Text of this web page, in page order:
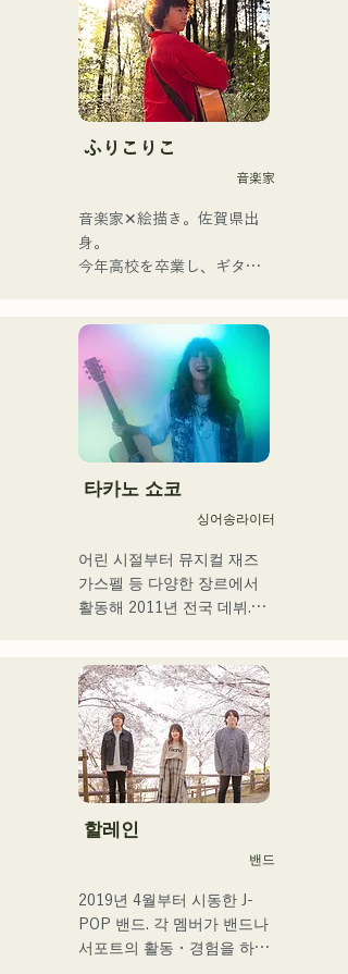
가요록의 에센스가 Vo&Gt.
가미야 유우마의 윤기가 있
는 가성으로 향수를 느끼는
곡에 숨쉬고 있다. Vo&Gt.가
미야 유우마를 중심으로 낳
는, 때로는 상냥하고, 때로 격
뿌리가 더해져 폭넓은 악곡
을 만들어, 「영화가요 록」
을 내걸고 활동하고 있다.
ふりこりこ
音楽家
音楽家✕絵描き。佐賀県出
身。
今年高校を卒業し、ギター
行う傍ら、大胆な色彩感覚
を活かしたアート制作に励
む。枠に収まりきれないマ
ルチな表現スタイルを確立
するため、日々探求を続け
ている。現在はSNSを中心
に、自身の表現を発信中。
타카노 쇼코
싱어송라이터
어린 시절부터 뮤지컬 재즈
가스펠 등 다양한 장르에서
활동해 2011년 전국 데뷔.
어져 기업 CM송이나 영화
등에도 많이 종사한다.
2014년~2017년에는 도쿄를
거점으로 활동해, 포카리스
웨트의 TVCM송이나 후지
TV 「MUSIC FAIR」에서
모리야마 나오타로씨의 코러
2017년부터 거점을 후쿠오
카로 되돌려 자신의 활동에
더해 라디오 퍼스널리티, 보
할레인
밴드
2019년 4월부터 시동한 J-
POP 밴드. 각 멤버가 밴드나
서포트의 활동・경험을 하고